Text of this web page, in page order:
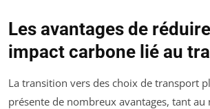
Les avantages de
impact carbone lié au
La transition vers des choix de transport
présente de nombreux avantages, tant